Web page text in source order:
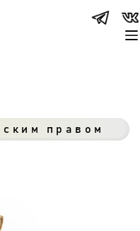
правом